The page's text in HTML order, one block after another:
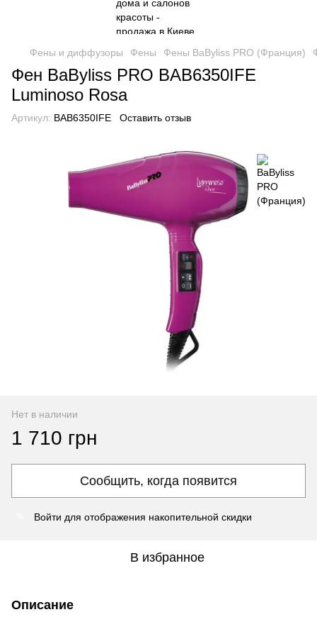
Фены и диффузоры Фены Фены BaByliss PRO (Франция)
Фен BaByliss PRO BAB6350IFE
Luminoso Rosa
Артикул: BAB6350IFE Оставить отзыв
Нет в наличии
1 710 грн
Сообщить, когда появится
Войти для отображения накопительной скидки
В избранное
Описание